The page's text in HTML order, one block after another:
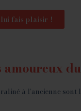
fais plaisir !
à l'ancienne